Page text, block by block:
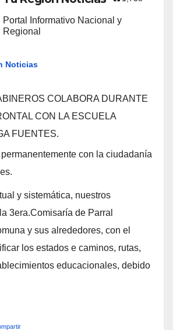
Portal Informativo Nacional y
Regional
Noticias
COLABORA DURANTE
CON LA ESCUELA
FUENTES.
con la ciudadanía
y sistemática, nuestros
3era.Comisaría de Parral
y sus alrededores, con el
los estados e caminos, rutas,
educacionales, debido